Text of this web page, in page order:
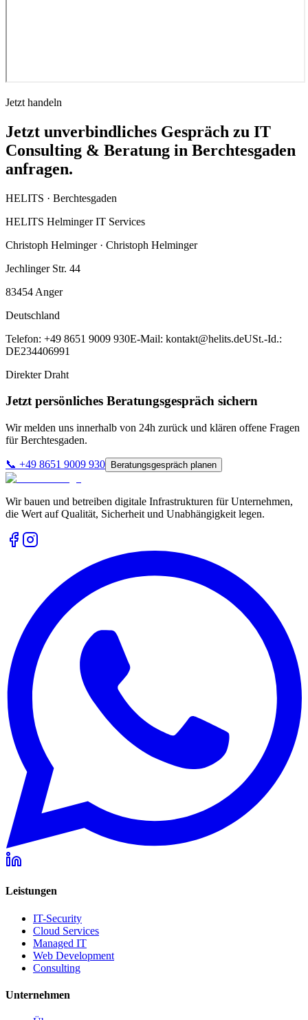
Jetzt handeln
Jetzt unverbindliches Gespräch zu IT
Consulting & Beratung in Berchtesgaden
anfragen.
HELITS · Berchtesgaden
HELITS Helminger IT Services
Christoph Helminger · Christoph Helminger
Jechlinger Str. 44
83454 Anger
Deutschland
Telefon: +49 8651 9009 930E-Mail: kontakt@helits.deUSt.-Id.:
DE234406991
Direkter Draht
Jetzt persönliches Beratungsgespräch sichern
Wir melden uns innerhalb von 24h zurück und klären offene Fragen
fürBerchtesgaden.
📞 +49 8651 9009 930 Beratungsgespräch planen
Wir bauen und betreiben digitale Infrastrukturen für Unternehmen,
die Wert auf Qualität, Sicherheit und Unabhängigkeit legen.
Leistungen
IT-Security
Cloud Services
Managed IT
Web Development
Consulting
Unternehmen